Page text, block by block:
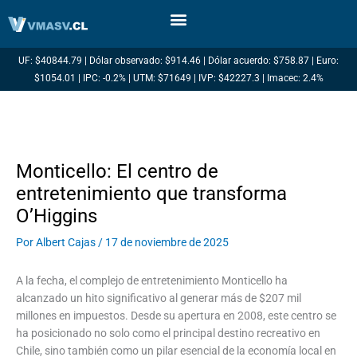
UF: $40844.79 | Dólar observado: $914.46 | Dólar acuerdo: $758.87 | Euro:
$1054.01 | IPC: -0.2% | UTM: $71649 | IVP: $42227.3 | Imacec: 2.4%
Monticello: El centro de
entretenimiento que transforma
O’Higgins
PorAlbert Cajas / 17 de noviembre de 2025
A la fecha, el complejo de entretenimiento Monticello ha
alcanzado un hito significativo al generar más de $207 mil
millones en impuestos. Desde su apertura en 2008, este centro se
ha posicionado no solo como el principal destino recreativo en
Chile, sino también como un pilar esencial de la economía local en